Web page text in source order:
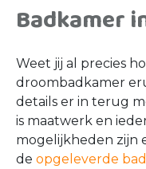
Badkamer
Weet jij al precies
droombadkamer
details er in terug
is maatwerk en
mogelijkheden zijn
de opgeleverde